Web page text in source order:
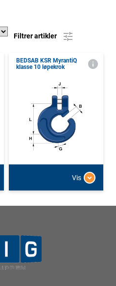
Filtrer artikler
BEDSAB KSR MyrantiQ
klasse 10 løpekrok
Vis